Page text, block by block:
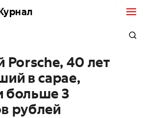
Porsche, 40 лет
в сарае,
больше 3
рублей